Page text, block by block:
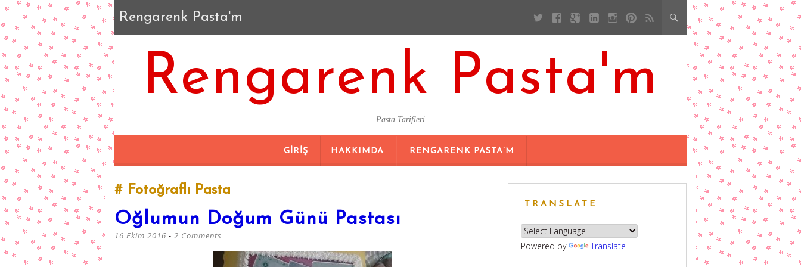
Rengarenk Pasta'm
Rengarenk Pasta'm
Pasta Tarifleri
GIRIŞ HAKKIMDA RENGARENK PASTA’M
Fotoğraflı Pasta
Oğlumun Doğum Günü Pastası
16 Ekim 2016 2 Comments
TRANSLATE
Powered by Translate